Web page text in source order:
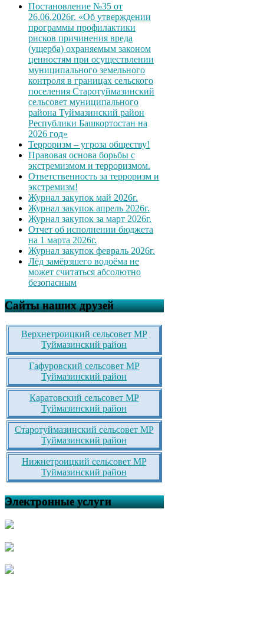
Постановление №35 от
26.06.2026г. «Об утверждении
программы профилактики
рисков причинения вреда
(ущерба) охраняемым законом
ценностям при осуществлении
муниципального земельного
контроля в границах сельского
поселения Старотуймазинский
сельсовет муниципального
района Туймазинский район
Республики Башкортостан на
2026 год»
Терроризм – угроза обществу!
Правовая основа борьбы с
экстремизмом и терроризмом.
Ответственность за терроризм и
экстремизм!
Журнал закупок май 2026г.
Журнал закупок апрель 2026г.
Журнал закупок за март 2026г.
Отчет об исполнении бюджета
на 1 марта 2026г.
Журнал закупок февраль 2026г.
Лёд замёрзшего водоёма не
может считаться абсолютно
безопасным
Сайты наших друзей
Верхнетроицкий сельсовет МР
Туймазинский район
Гафуровский сельсовет МР
Туймазинский район
Каратовский сельсовет МР
Туймазинский район
Старотуймазинский сельсовет МР
Туймазинский район
Нижнетроицкий сельсовет МР
Туймазинский район
Электронные услуги